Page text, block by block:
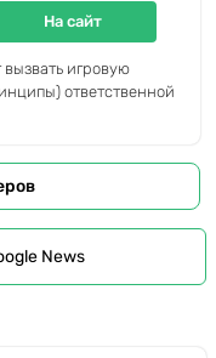
На сайт
игровую
ответственной
News